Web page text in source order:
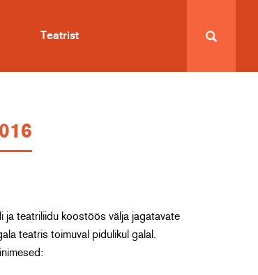
Teatrist
ja teatriliidu koostöös välja jagatavate
teatris toimuval pidulikul galal.